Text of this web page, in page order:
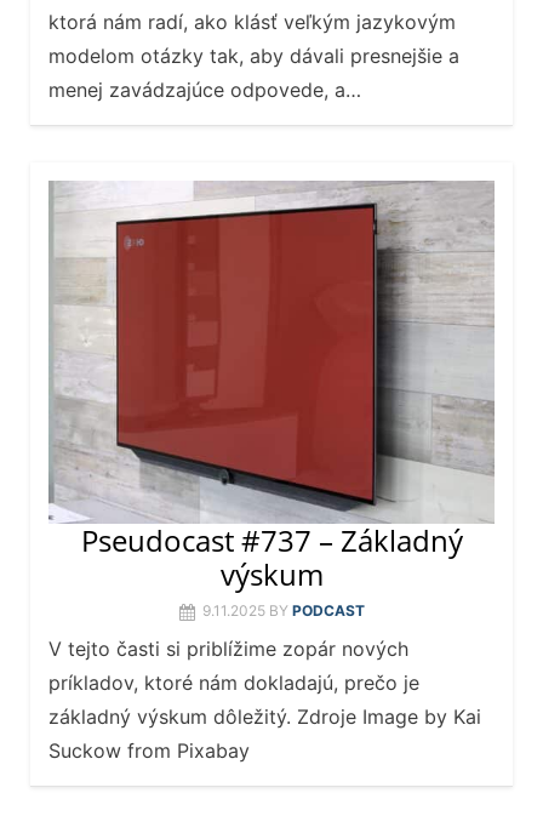
ktorá nám radí, ako klásť veľkým jazykovým
modelom otázky tak, aby dávali presnejšie a
menej zavádzajúce odpovede, a…
Pseudocast #737 – Základný
výskum
9.11.2025 BY PODCAST
V tejto časti si priblížime zopár nových
príkladov, ktoré nám dokladajú, prečo je
základný výskum dôležitý. Zdroje Image by Kai
Suckow from Pixabay